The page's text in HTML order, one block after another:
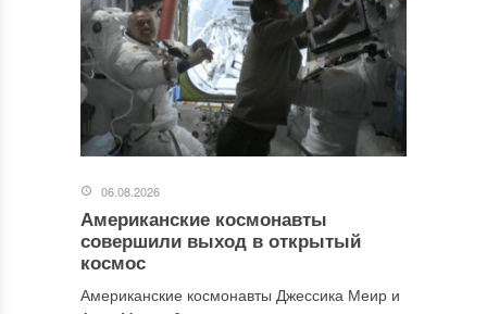
06.08.2026
Американские космонавты
совершили выход в открытый
космос
Американские космонавты Джессика Меир и